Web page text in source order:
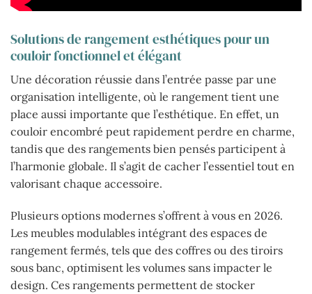
Solutions de rangement esthétiques pour un
couloir fonctionnel et élégant
Une décoration réussie dans l’entrée passe par une
organisation intelligente, où le rangement tient une
place aussi importante que l’esthétique. En effet, un
couloir encombré peut rapidement perdre en charme,
tandis que des rangements bien pensés participent à
l’harmonie globale. Il s’agit de cacher l’essentiel tout en
valorisant chaque accessoire.
Plusieurs options modernes s’offrent à vous en 2026.
Les meubles modulables intégrant des espaces de
rangement fermés, tels que des coffres ou des tiroirs
sous banc, optimisent les volumes sans impacter le
design. Ces rangements permettent de stocker